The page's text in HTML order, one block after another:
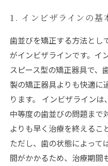
1. インビザラインの基
歯並びを矯正する方法とし
がインビザラインです。イ
スピース型の矯正器具で、
製の矯正器具よりも快適に
ります。 インビザラインは
中等度の歯並びの問題まで
よりも早く治療を終えるこ
ただし、歯の状態によって
間がかかるため、治療期間